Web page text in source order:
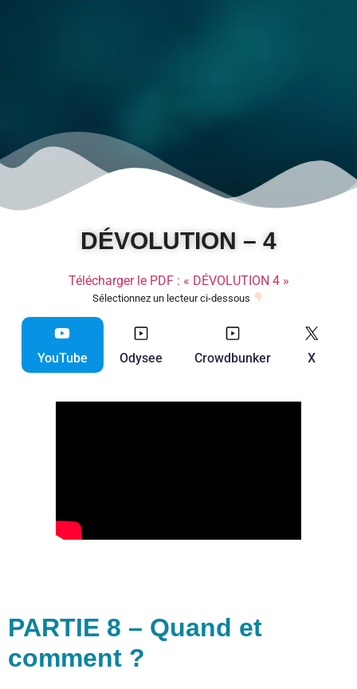
DÉVOLUTION – 4
Télécharger le PDF : « DÉVOLUTION 4 »
Sélectionnez un lecteur ci-dessous
YouTube Odysee Crowdbunker X
PARTIE 8 – Quand et
comment ?